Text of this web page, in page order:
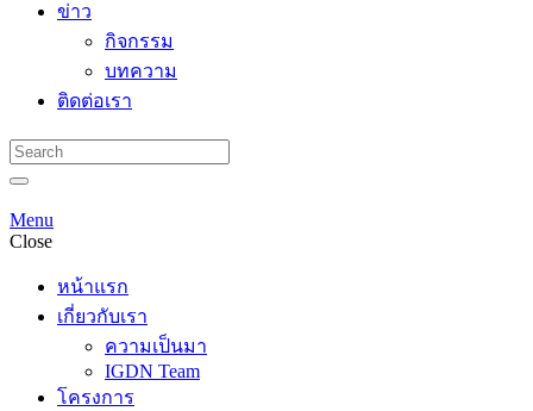
ข่าว
กิจกรรม
บทความ
ติดต่อเรา
Menu
Close
หน้าแรก
เกี่ยวกับเรา
ความเป็นมา
IGDN Team
โครงการ